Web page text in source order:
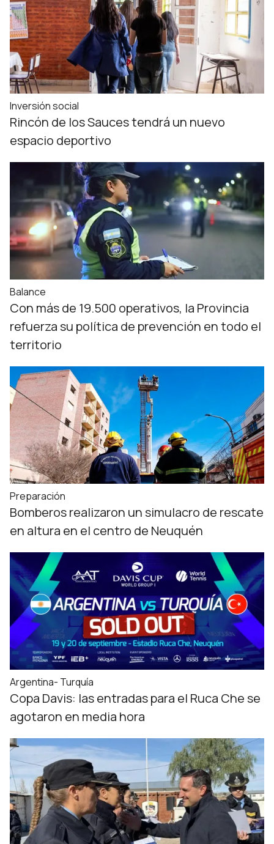
Inversión social
Rincón de los Sauces tendrá un nuevo
espacio deportivo
Balance
Con más de 19.500 operativos, la Provincia
refuerza su política de prevención en todo el
territorio
Preparación
Bomberos realizaron un simulacro de rescate
en altura en el centro de Neuquén
Argentina- Turquía
Copa Davis: las entradas para el Ruca Che se
agotaron en media hora